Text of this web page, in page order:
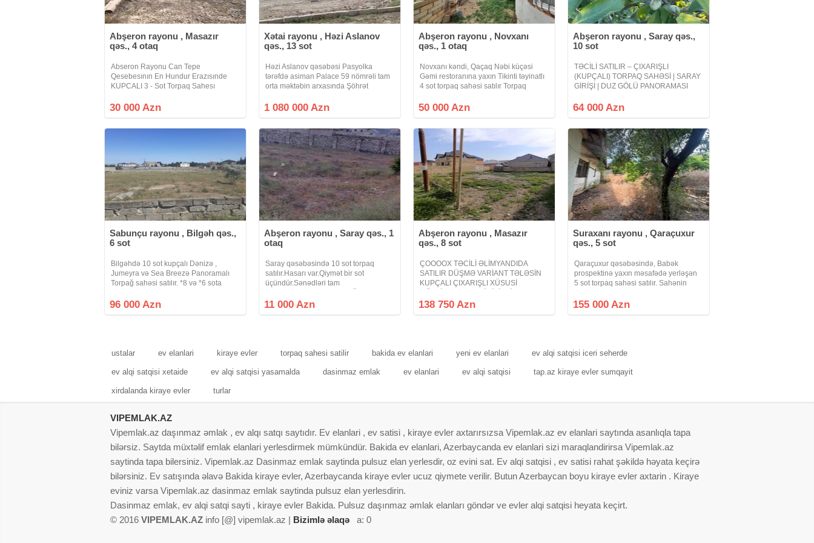
Abşeron rayonu , Masazır
qəs., 4 otaq
Abseron Rayonu Can Tepe
Qesebesının En Hundur Erazısınde
KUPCALI 3 - Sot Torpaq Sahesı
Teserufatıdır.Etrafı Tam Yasayısdır
30 000 Azn
Xətai rayonu , Həzi Aslanov
qəs., 13 sot
Həzi Aslanov qəsəbəsi Pasyolka
tərəfdə asiman Palace 59 nömrəli tam
orta məktəbin arxasında Şöhrət
var real alıclar narahat etsin 1080000
1 080 000 Azn
Abşeron rayonu , Novxanı
qəs., 1 otaq
Novxanı kəndi, Qaçaq Nəbi küçəsi
Gəmi restoranına yaxın Tikinti təyinatlı
4 sot torpaq sahəsi satılır Torpaq
KUPÇA Kod: E0833 Qeyd: Müştəri
50 000 Azn
Abşeron rayonu , Saray qəs.,
10 sot
TƏCİLİ SATILIR – ÇIXARIŞLI
(KUPÇALI) TORPAQ SAHƏSİ | SARAY
GİRİŞİ | DUZ GÖLÜ PANORAMASI
Saray qəsəbəsinin girişi, Link Oil
64 000 Azn
Sabunçu rayonu , Bilgəh qəs.,
6 sot
Bilgəhdə 10 sot kupçalı Dənizə ,
Jumeyra və Sea Breezə Panoramalı
Torpağ sahəsi satılır. *8 və *6 sota
ideal hündür yerdə yerləşir, sahəyəcən
96 000 Azn
Abşeron rayonu , Saray qəs., 1
otaq
Saray qəsəbəsində 10 sot torpaq
satılır.Hasarı var.Qiymət bir sot
üçündür.Sənədləri tam
satıram.Vasitəçilər narahat
11 000 Azn
Abşeron rayonu , Masazır
qəs., 8 sot
ÇOOOOX TƏCİLİ ƏLİMYANDIDA
SATILIR DÜŞMƏ VARİANT TƏLƏSİN
KUPÇALI ÇIXARIŞLI XÜSUSİ
TƏYİNATLI MASAZIR 2 NÖMRƏLİ
138 750 Azn
Suraxanı rayonu , Qaraçuxur
qəs., 5 sot
Qaraçuxur qəsəbəsində, Babək
prospektinə yaxın məsafədə yerləşən
5 sot torpaq sahəsi satılır. Sahənin
otaqlı 1 mərtəbəli yaşayış evi
155 000 Azn
ustalar ev elanlari kiraye evler torpaq sahesi satilir bakida ev elanlari yeni ev elanlari ev alqi satqisi iceri seherde
ev alqi satqisi xetaide ev alqi satqisi yasamalda dasinmaz emlak ev elanlari ev alqi satqisi tap.az kiraye evler sumqayit
xirdalanda kiraye evler turlar
VIPEMLAK.AZ
Vipemlak.az daşınmaz əmlak , ev alqı satqı saytıdır. Ev elanlari , ev satisi , kiraye evler axtarırsızsa Vipemlak.az ev elanlari saytında asanlıqla tapa
bilərsiz. Saytda müxtəlif emlak elanlari yerlesdirmek mümkündür. Bakida ev elanlari, Azerbaycanda ev elanlari sizi maraqlandirirsa Vipemlak.az
saytinda tapa bilersiniz. Vipemlak.az Dasinmaz emlak saytinda pulsuz elan yerlesdir, oz evini sat. Ev alqi satqisi , ev satisi rahat şəkildə həyata keçirə
bilərsiniz. Ev satışında əlavə Bakida kiraye evler, Azerbaycanda kiraye evler ucuz qiymete verilir. Butun Azerbaycan boyu kiraye evler axtarin . Kiraye
eviniz varsa Vipemlak.az dasinmaz emlak saytinda pulsuz elan yerlesdirin.
Dasinmaz emlak, ev alqi satqi sayti , kiraye evler Bakida. Pulsuz daşınmaz əmlak elanları göndər ve evler alqi satqisi heyata keçirt.
© 2016 VIPEMLAK.AZ info [@] vipemlak.az | Bizimlə əlaqə a: 0